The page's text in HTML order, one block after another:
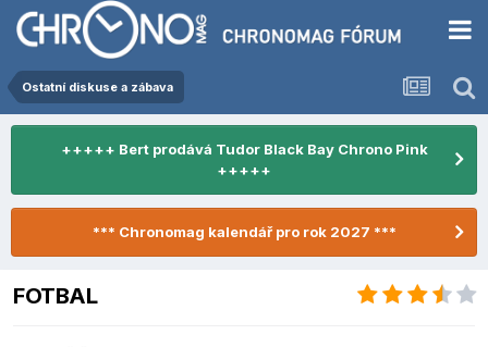
Ostatní diskuse a zábava
+++++ Bert prodává Tudor Black Bay Chrono Pink
+++++
*** Chronomag kalendář pro rok 2027 ***
FOTBAL